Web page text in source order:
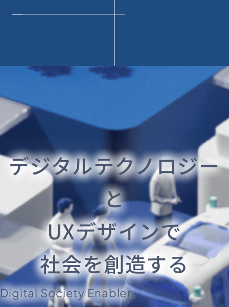
デジタルテクノロジー
と
UXデザインで
社会を創造する
Digital Society Enabler.